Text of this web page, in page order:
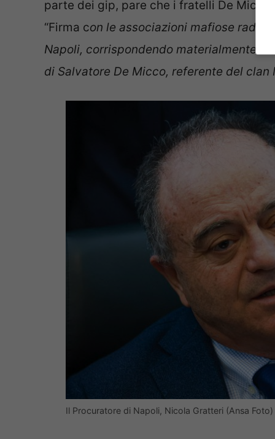
parte dei gip, pare che i fratelli De
“Firma con le associazioni mafiose
Napoli, corrispondendo materialmente la
di Salvatore De Micco, referente del clan
Il Procuratore di Napoli, Nicola Gratteri (Ansa